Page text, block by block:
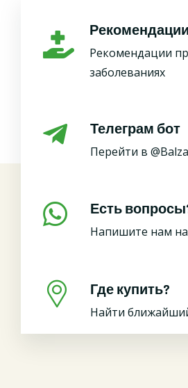
Рекомендации
Рекомендации
заболеваниях
Телеграм бот
Перейти в
Есть
Напишите нам
Где купить?
Найти